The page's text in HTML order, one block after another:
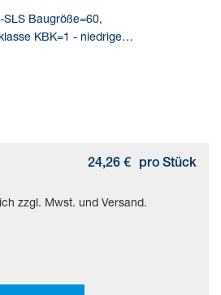
Baugröße=60,
KBK=1 - niedrige
24,26 € pro Stück
zzgl. Mwst. und Versand.